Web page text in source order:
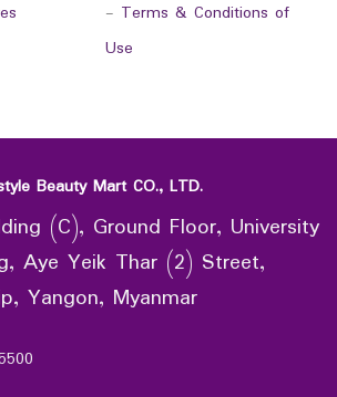
- Terms & Conditions of
Use
Beauty Mart CO., LTD.
(C), Ground Floor, University
Aye Yeik Thar (2) Street,
Yangon, Myanmar